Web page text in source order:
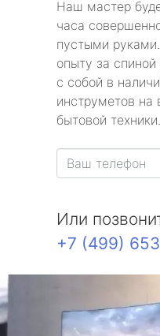
Наш мастер
часа
пустыми
опыту за спиной
с собой в
инструметов на
бытовой техники.
Или
+7 (499)